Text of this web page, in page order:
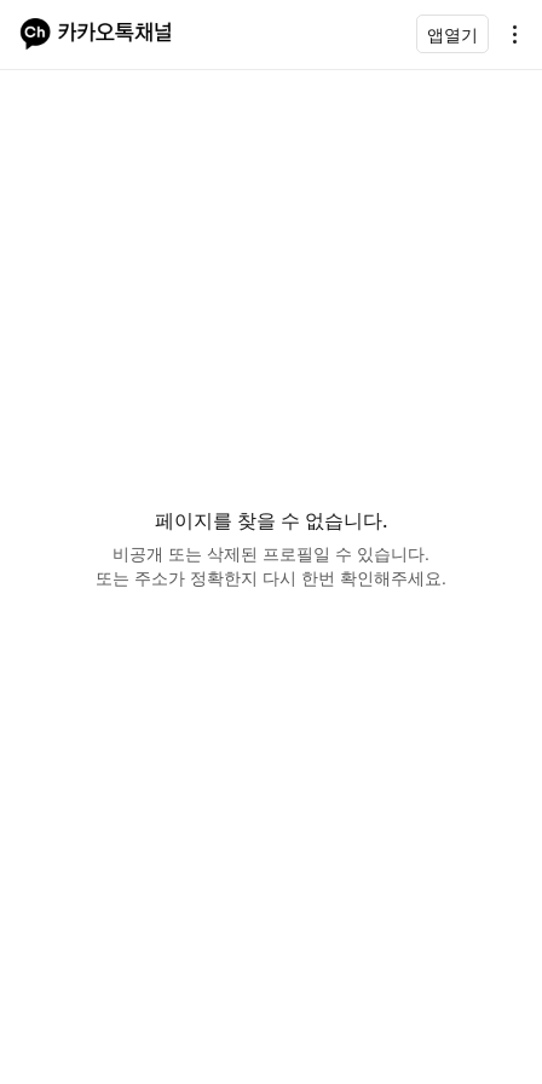
앱열기
페이지를 찾을 수 없습니다.
비공개 또는 삭제된 프로필일 수 있습니다.
또는 주소가 정확한지 다시 한번 확인해주세요.